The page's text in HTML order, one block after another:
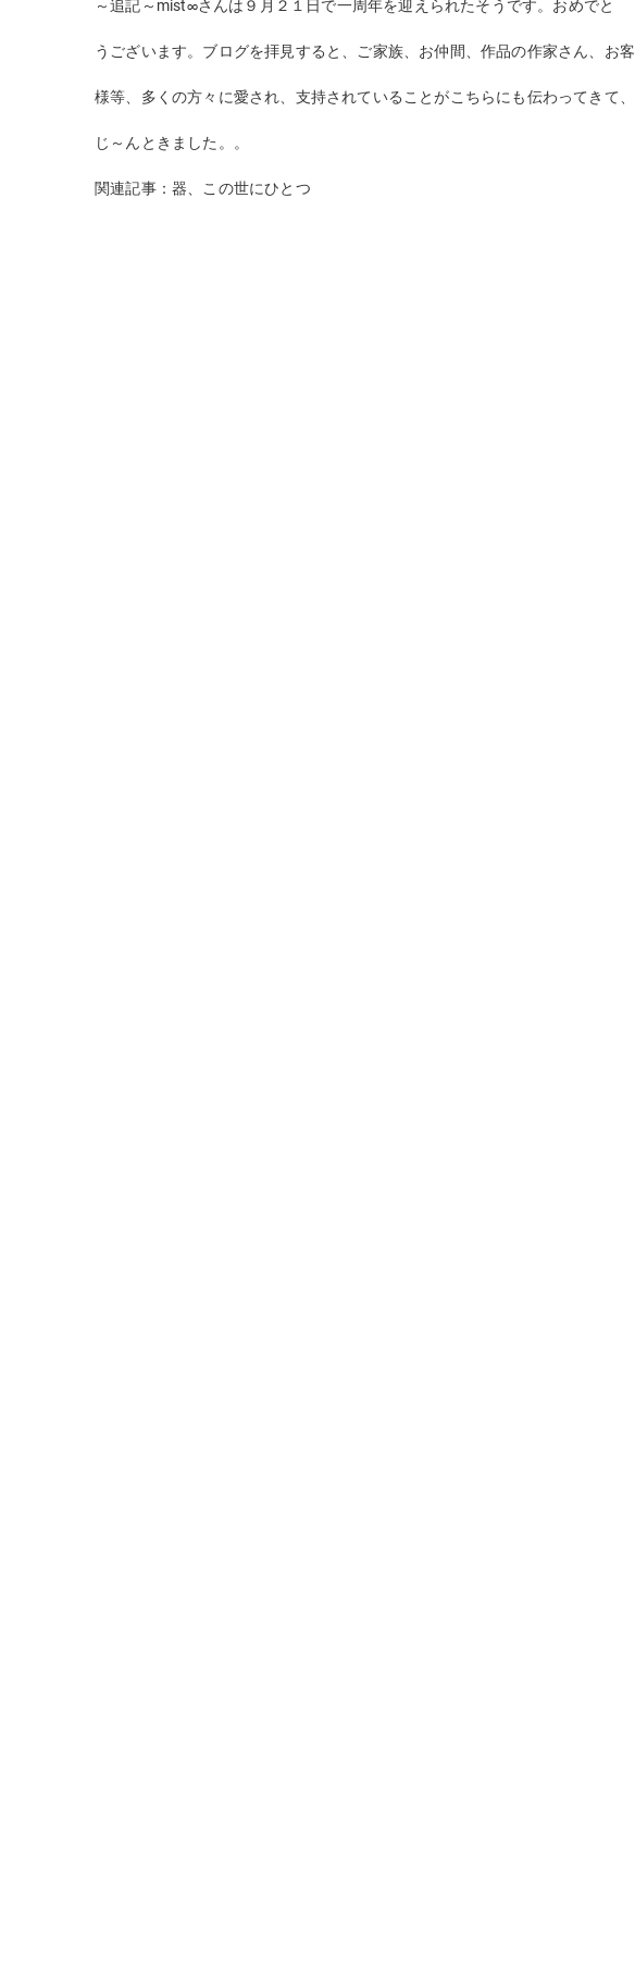
～追記～mist∞さんは９月２１日で一周年を迎えられたそうです。おめでと
うございます。ブログを拝見すると、 ご家族、お仲間、作品の作家さん、お客
様等 、多くの方々 に愛され、 支持されている ことがこちらにも伝わってきて、
じ～んときました。。
関連記事：器、この世にひとつ